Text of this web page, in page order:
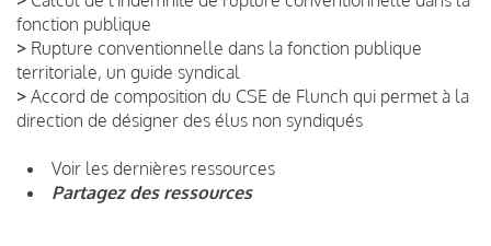
fonction publique
> Rupture conventionnelle dans la fonction publique
territoriale, un guide syndical
> Accord de composition du CSE de Flunch qui permet à la
direction de désigner des élus non syndiqués
Voir les dernières ressources
Partagez des ressources